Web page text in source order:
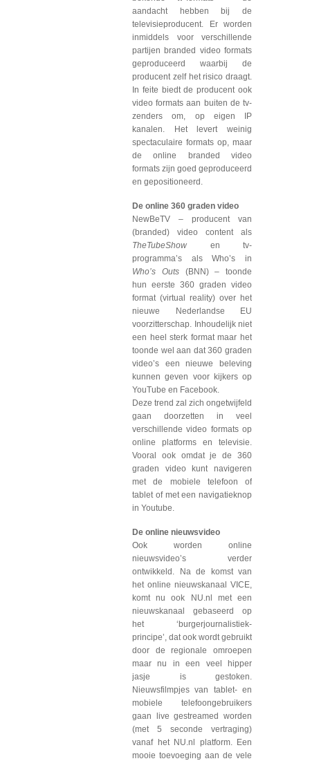
aandacht hebben bij de
televisieproducent. Er worden
inmiddels voor verschillende
partijen branded video formats
geproduceerd waarbij de
producent zelf het risico draagt.
In feite biedt de producent ook
video formats aan buiten de tv-
zenders om, op eigen IP
kanalen. Het levert weinig
spectaculaire formats op, maar
de online branded video
formats zijn goed geproduceerd
en gepositioneerd.
De online 360 graden video
NewBeTV – producent van
(branded) video content als
TheTubeShow en tv-
programma’s als Who’s in
Who’s Outs(BNN) – toonde
hun eerste 360 graden video
format (virtual reality) over het
nieuwe Nederlandse EU
voorzitterschap. Inhoudelijk niet
een heel sterk format maar het
toonde wel aan dat 360 graden
video’s een nieuwe beleving
kunnen geven voor kijkers op
YouTube en Facebook.
Deze trend zal zich ongetwijfeld
gaan doorzetten in veel
verschillende video formats op
online platforms en televisie.
Vooral ook omdat je de 360
graden video kunt navigeren
met de mobiele telefoon of
tablet of met een navigatieknop
in Youtube.
De online nieuwsvideo
Ook worden online
nieuwsvideo’s verder
ontwikkeld. Na de komst van
het online nieuwskanaal VICE,
komt nu ook NU.nl met een
nieuwskanaal gebaseerd op
het ‘burgerjournalistiek-
principe’, dat ook wordt gebruikt
door de regionale omroepen
maar nu in een veel hipper
jasje is gestoken.
Nieuwsfilmpjes van tablet- en
mobiele telefoongebruikers
gaan live gestreamed worden
(met 5 seconde vertraging)
vanaf het NU.nl platform. Een
mooie toevoeging aan de vele